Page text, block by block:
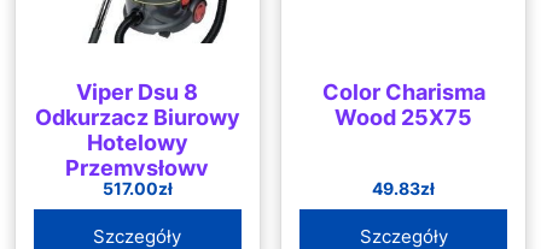
Viper Dsu 8
Odkurzacz Biurowy
Hotelowy
Przemysłowy
517.00zł
Szczegóły
Color Charisma
Wood 25X75
49.83zł
Szczegóły